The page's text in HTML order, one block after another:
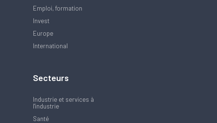
Emploi, formation
Invest
Europe
International
Secteurs
Industrie et services à
l'industrie
Santé